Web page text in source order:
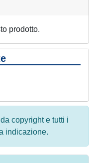
prodotto.
copyright e tutti i
indicazione.